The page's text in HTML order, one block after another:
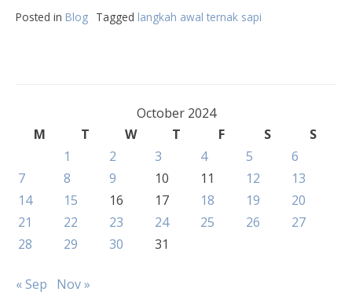
Posted in Blog Tagged langkah awal ternak sapi
October 2024
M
T W T F S
S
1
2 3 4 5
6
7
8 9 10 11 12
13
14
15 16 17 18 19
20
21
22 23 24 25 26
27
28
29 30 31
« Sep Nov »